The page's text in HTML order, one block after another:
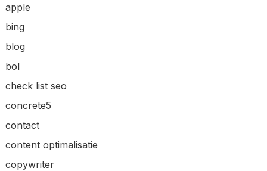
apple
bing
blog
bol
check list seo
concrete5
contact
content optimalisatie
copywriter